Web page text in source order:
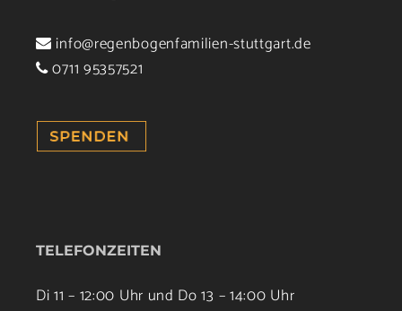
info@regenbogenfamilien-stuttgart.de
0711 95357521
TELEFONZEITEN
Di 11 – 12:00 Uhr und Do 13 – 14:00 Uhr